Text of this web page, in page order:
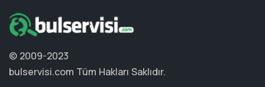
© 2009-2023
bulservisi.com Tüm Hakları Saklıdır.